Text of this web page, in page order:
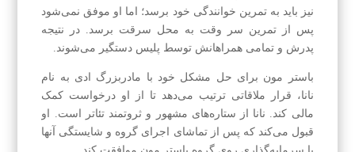
نیز باید به تمرین خوانندگی خود برسد؛ اما او موفق نمی‌شود
پس از تمرین سر وقت به محل سرقت برسد. در نتیجه
پدرش و تمامی همراهانش توسط پلیس دستگیر می‌شوند.
باستر مون برای حل مشکل خود با مادربزرگ ادی به نام
نانا، قرار ملاقاتی ترتیب می‌دهد تا از او درخواست کمک
مالی کند. نانا از ستاره‌های مشهور و ثروتمند تئاتر است. او
قبول می‌کند که پس از تماشای اجرای گروه و شایستگی آنها